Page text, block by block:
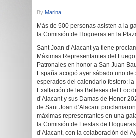
By Marina
Más de 500 personas asisten a la
la Comisión de Hogueras en la
Sant Joan d’Alacant ya tiene
Máximas Representantes del
Patronales en honor a San Juan
España acogió ayer sábado uno de
esperados del calendario festero:
Exaltación de les Belleses del Foc
d’Alacant y sus Damas de Honor
de Sant Joan d’Alacant
máximas representantes en una
la Comisión de Fiestas de
d’Alacant, con la colaboración del